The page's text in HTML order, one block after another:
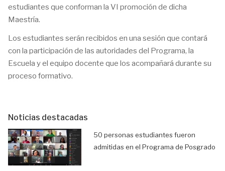
estudiantes que conforman la VI promoción de dicha
Maestría.
Los estudiantes serán recibidos en una sesión que contará
con la participación de las autoridades del Programa, la
Escuela y el equipo docente que los acompañará durante su
proceso formativo.
Noticias destacadas
50 personas estudiantes fueron
admitidas en el Programa de Posgrado